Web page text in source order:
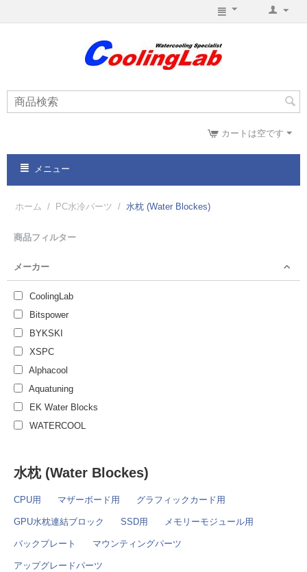
カートは空です
メニュー
ホーム / PC水冷パーツ / 水枕 (Water Blockes)
商品フィルター
メーカー
CoolingLab
Bitspower
BYKSKI
XSPC
Alphacool
Aquatuning
EK Water Blocks
WATERCOOL
水枕 (Water Blockes)
CPU用 マザーボード用 グラフィックカード用
GPU水枕連結ブロック SSD用 メモリーモジュール用
バックプレート マウンティングパーツ
アップグレードパーツ